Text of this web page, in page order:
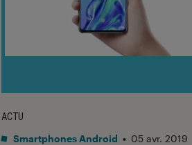
ACTU
Smartphones Android • 05 avr. 2019